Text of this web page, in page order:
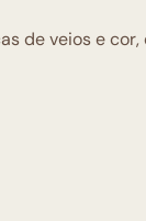
de veios e